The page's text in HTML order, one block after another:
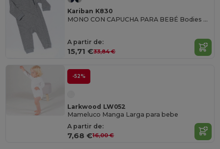
Kariban K830
MONO CON CAPUCHA PARA BEBÉ Bodies Bebé
A partir de:
15,71 €33,84 €
-52%
Larkwood LW052
Mameluco Manga Larga para bebe
A partir de:
7,68 €16,00 €